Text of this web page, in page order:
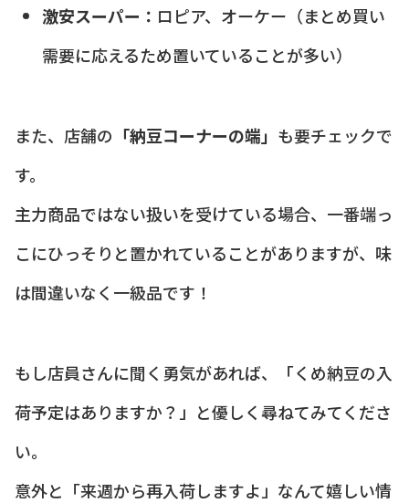
激安スーパー： ロピア、オーケー（まとめ買い
需要に応えるため置いていることが多い）
また、店舗の 「納豆コーナーの端」 も要チェックで
す。
主力商品ではない扱いを受けている場合、一番端っ
こにひっそりと置かれていることがありますが、味
は間違いなく一級品です！
もし店員さんに聞く勇気があれば、「くめ納豆の入
荷予定はありますか？」と優しく尋ねてみてくださ
い。
意外と「来週から再入荷しますよ」なんて嬉しい情